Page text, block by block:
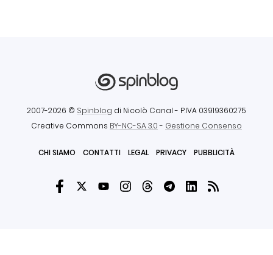
2007-2026 © Spinblog di Nicolò Canal - P.IVA 03919360275
Creative Commons BY-NC-SA 3.0- Gestione Consenso
CHI SIAMO CONTATTI LEGAL PRIVACY PUBBLICITÀ